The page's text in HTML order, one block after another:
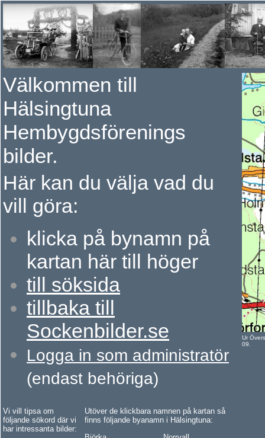
Välkommen till
Hälsingtuna
Hembygdsförenings
bilder.
Här kan du välja vad du
vill göra:
klicka på bynamn på
kartan här till höger
till söksida
tillbaka till
Sockenbilder.se
Logga in som administratör
(endast behöriga)
Ur
09.
Vi vill tipsa om
följande sökord där vi
har intressanta bilder:
Utöver de klickbara namnen på kartan så
finns följande byanamn i Hälsingtuna: